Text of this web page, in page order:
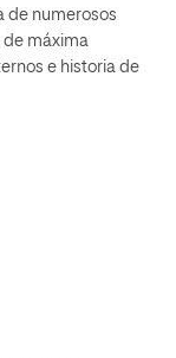
de numerosos
de máxima
e historia de